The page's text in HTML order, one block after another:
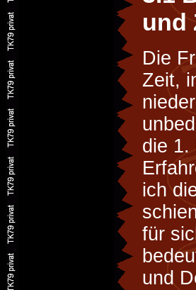
und
Die
Zeit,
die 1.
ich
für
und